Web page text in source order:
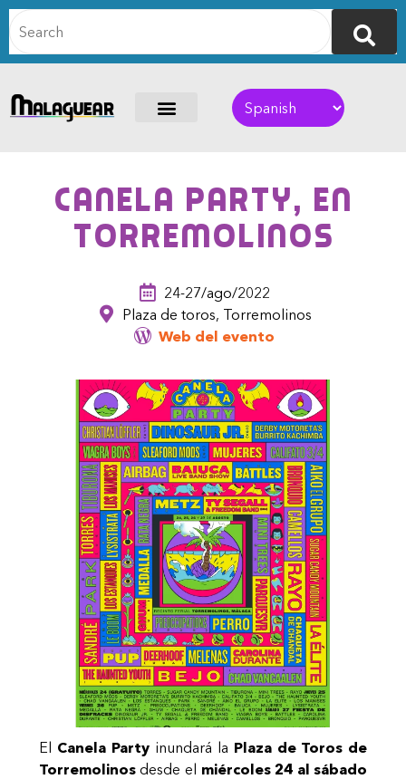
Canela Party, en
Torremolinos
24-27/ago/2022
Plaza de toros, Torremolinos
Web del evento
El Canela Partyinundará la Plaza de Toros de
Torremolinosdesde el miércoles 24 al sábado